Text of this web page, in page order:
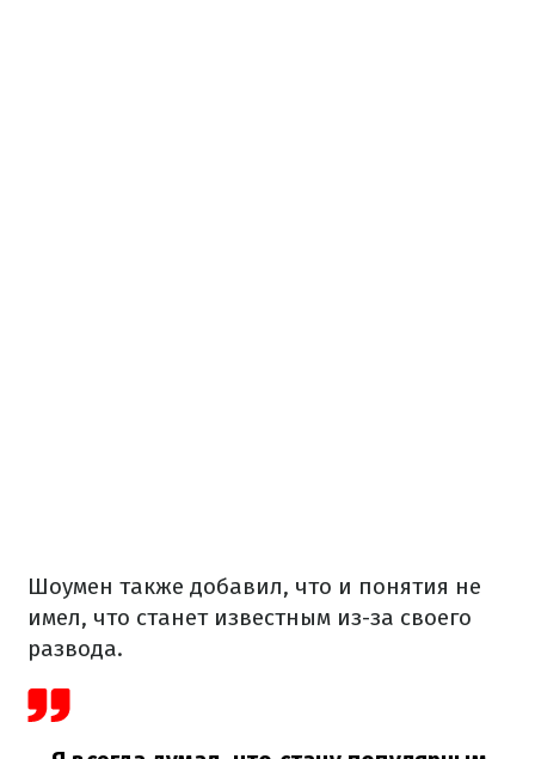
Шоумен также добавил, что и понятия не
имел, что станет известным из-за своего
развода.